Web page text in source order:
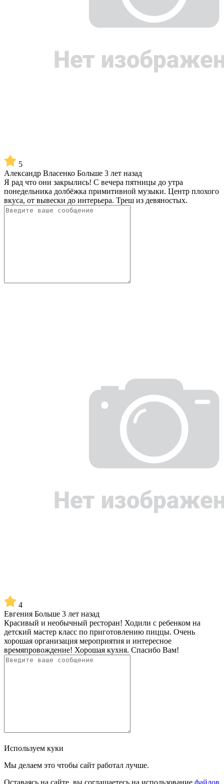
5
Александр Власенко Больше 3 лет назад
Я рад что они закрылись! С вечера пятницы до утра
понедельника долбёжка примитивной музыки. Центр плохого
вкуса, от вывески до интерьера. Треш из девяностых.
4
Евгения Больше 3 лет назад
Красивый и необычный ресторан! Ходили с ребенком на
детский мастер класс по приготовлению пиццы. Очень
хорошая организация мероприятия и интересное
времяпровождение! Хорошая кухня. Спасибо Вам!
Используем куки
Мы делаем это чтобы сайт работал лучше.